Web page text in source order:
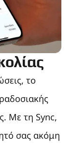
το
Με τη Sync,
σας ακόμη